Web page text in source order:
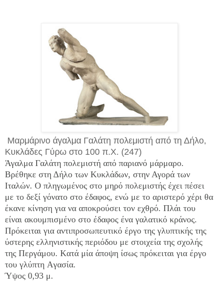
Μαρμάρινο άγαλμα Γαλάτη πολεμιστή από τη Δήλο,
Κυκλάδες Γύρω στο 100 π.Χ. (247)
Άγαλμα Γαλάτη πολεμιστή από παριανό μάρμαρο.
Βρέθηκε στη Δήλο των Κυκλάδων, στην Αγορά των
Ιταλών. Ο πληγωμένος στο μηρό πολεμιστής έχει πέσει
με το δεξί γόνατο στο έδαφος, ενώ με το αριστερό χέρι θα
έκανε κίνηση για να αποκρούσει τον εχθρό. Πλάι του
είναι ακουμπισμένο στο έδαφος ένα γαλατικό κράνος.
Πρόκειται για αντιπροσωπευτικό έργο της γλυπτικής της
ύστερης ελληνιστικής περιόδου με στοιχεία της σχολής
της Περγάμου. Kατά μία άποψη ίσως πρόκειται για έργο
του γλύπτη Aγασία.
Ύψος 0,93 μ.